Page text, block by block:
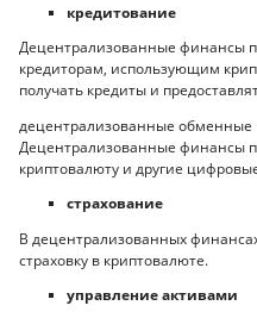
кредитование
Децентрализованные финансы
кредиторам, использующим
получать кредиты и
децентрализованные обменные
Децентрализованные финансы
криптовалюту и другие
страхование
В децентрализованных
страховку в криптовалюте.
управление активами